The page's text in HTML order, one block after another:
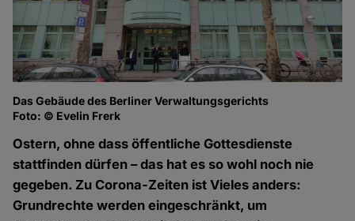
Das Gebäude des Berliner Verwaltungsgerichts
Foto: © Evelin Frerk
Ostern, ohne dass öffentliche Gottesdienste
stattfinden dürfen – das hat es so wohl noch nie
gegeben. Zu Corona-Zeiten ist Vieles anders:
Grundrechte werden eingeschränkt, um